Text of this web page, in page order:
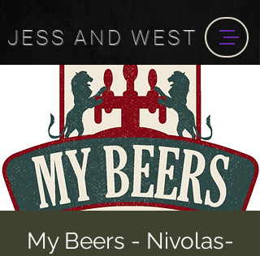
JESSANDWEST
My Beers - Nivolas-